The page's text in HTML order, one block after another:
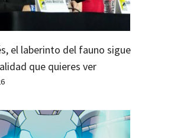
el laberinto del fauno sigue
que quieres ver